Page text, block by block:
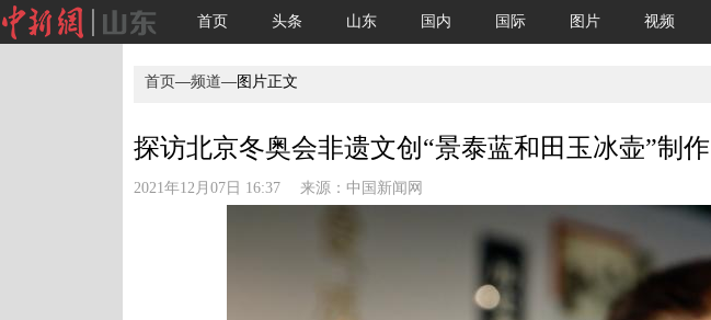
首页 头条 山东 国内 国际 图片 视频
首页—频道—图片正文
探访北京冬奥会非遗文创“景泰蓝和田玉冰壶”制作
2021年12月07日 16:37 来源： 中国新闻网